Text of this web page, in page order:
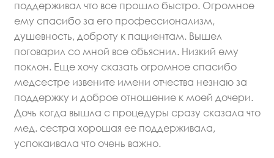
поддерживал что все прошло быстро. Огромное
ему спасибо за его профессионализм,
душевность, доброту к пациентам. Вышел
поговарил со мной все обьяснил. Низкий ему
поклон. Еще хочу сказать огромное спасибо
медсестре извените имени отчества незнаю за
поддержку и доброе отношение к моей дочери.
Дочь когда вышла с процедуры сразу сказала что
мед. сестра хорошая ее поддерживала,
успокаивала что очень важно.